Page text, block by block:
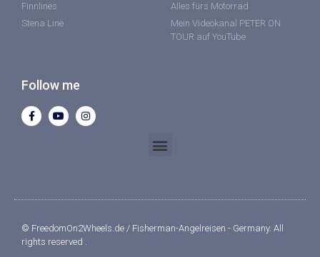
Finnlines
Stena Line
Alles fürs Motorrad
Mein Videokanal PETER ON
TOUR auf YouTube
Follow me
© FreedomOn2Wheels.de / Fisherman-Angelreisen - Germany. All
rights reserved .